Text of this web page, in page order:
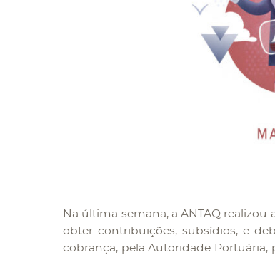
Na última semana, a ANTAQ realizou
obter contribuições, subsídios, e
cobrança, pela Autoridade Portuária,